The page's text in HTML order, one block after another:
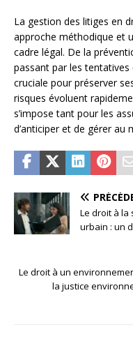
La gestion des litiges en
approche méthodique et
cadre légal. De la
passant par les
cruciale pour préserver
risques évoluent
s’impose tant pour les
d’anticiper et de gérer au
Le droit à la
urbain : un
Le droit à un
la justice